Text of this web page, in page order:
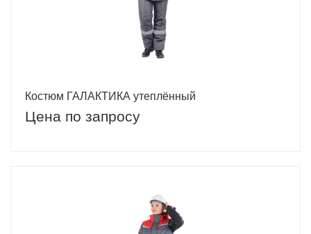
Костюм ГАЛАКТИКА утеплённый
Цена по запросу